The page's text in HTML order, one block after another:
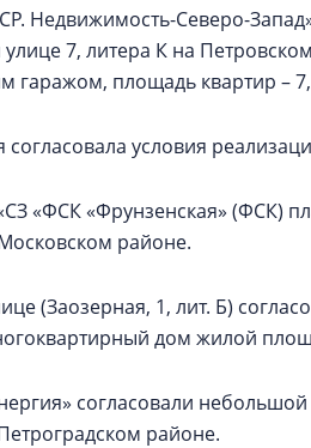
Недвижимость-Северо-
7, литера К на
гаражом, площадь квартир –
согласовала условия
«ФСК «Фрунзенская» (ФСК)
районе.
(Заозерная, 1, лит. Б)
дом жилой
согласовали
районе.